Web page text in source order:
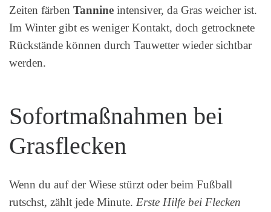
Zeiten färben Tannine intensiver, da Gras weicher ist.
Im Winter gibt es weniger Kontakt, doch getrocknete
Rückstände können durch Tauwetter wieder sichtbar
werden.
Sofortmaßnahmen bei
Grasflecken
Wenn du auf der Wiese stürzt oder beim Fußball
rutschst, zählt jede Minute. Erste Hilfe bei Flecken